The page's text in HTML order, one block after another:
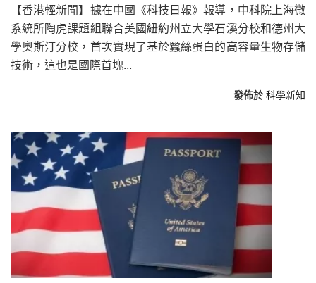
【香港輕新聞】據在中國《科技日報》報導，中科院上海微
系統所陶虎課題組聯合美國紐約州立大學石溪分校和德州大
學奧斯汀分校，首次實現了基於蠶絲蛋白的高容量生物存儲
技術，這也是國際首塊...
發佈於 科學新知